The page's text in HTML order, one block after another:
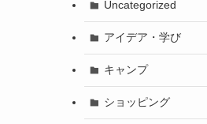
Uncategorized
アイデア・学び
キャンプ
ショッピング